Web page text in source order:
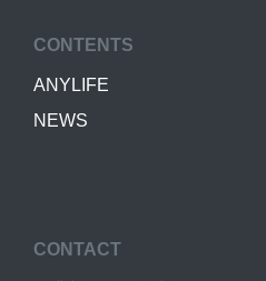
CONTENTS
ANYLIFE
NEWS
CONTACT